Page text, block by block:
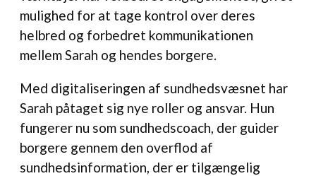
mulighed for at tage kontrol over deres
helbred og forbedret kommunikationen
mellem Sarah og hendes borgere.
Med digitaliseringen af sundhedsvæsnet har
Sarah påtaget sig nye roller og ansvar. Hun
fungerer nu som sundhedscoach, der guider
borgere gennem den overflod af
sundhedsinformation, der er tilgængelig